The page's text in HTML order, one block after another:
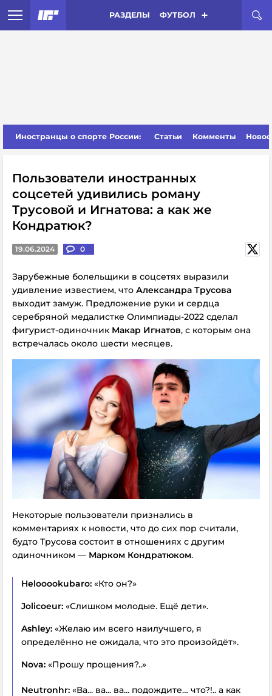
РАЗДЕЛЫ ФУТБОЛ
Иностранцы о спорте России: Статьи Комменты
Пользователи иностранных
соцсетей удивились роману
Трусовой и Игнатова: а как же
Кондратюк?
19.06.2024 0
Зарубежные болельщики в соцсетях выразили
удивление известием, что Александра Трусова
выходит замуж. Предложение руки и сердца
серебряной медалистке Олимпиады-2022 сделал
фигурист-одиночник Макар Игнатов, с которым она
встречалась около шести месяцев.
Некоторые пользователи признались в
комментариях к новости, что до сих пор считали,
будто Трусова состоит в отношениях с другим
одиночником — Марком Кондратюком.
Helooookubaro: «Кто он?»
Jolicoeur: «Слишком молодые. Ещё дети».
Ashley: «Желаю им всего наилучшего, я
определённо не ожидала, что это произойдёт».
Nova: «Прошу прощения?..»
Neutronhr: «Ва... ва... ва... подождите… что?!.. а как